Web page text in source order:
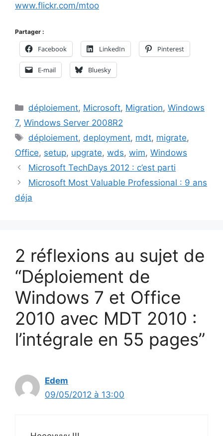
www.flickr.com/mtoo
Partager :
Facebook LinkedIn Pinterest
E-mail Bluesky
Catégories
déploiement, Microsoft, Migration,Windows
7, Windows Server 2008R2
Étiquettes
déploiement, deployment, mdt, migrate,
Office, setup, upgrate, wds, wim, Windows
Microsoft TechDays 2012 : c’est parti
Microsoft Most Valuable Professional : 9 ans
déja
2 réflexions au sujet de
“Déploiement de
Windows 7 et Office
2010 avec MDT 2010 :
l’intégrale en 55 pages”
Edem
09/05/2012 à 13:00